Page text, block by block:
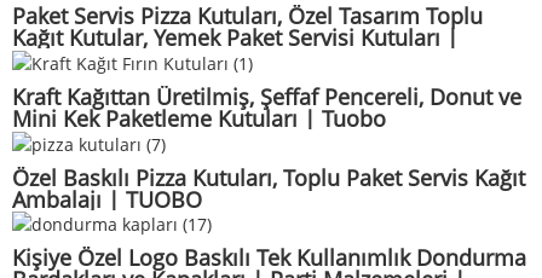
Paket Servis Pizza Kutuları, Özel Tasarım Toplu
Kağıt Kutular, Yemek Paket Servisi Kutuları |
TUOBO
Kraft Kağıttan Üretilmiş, Şeffaf Pencereli, Donut ve
Mini Kek Paketleme Kutuları | Tuobo
Özel Baskılı Pizza Kutuları, Toplu Paket Servis Kağıt
Ambalajı | TUOBO
Kişiye Özel Logo Baskılı Tek Kullanımlık Dondurma